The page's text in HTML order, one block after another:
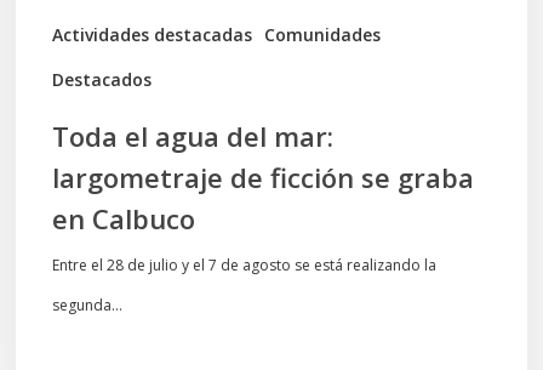
Actividades destacadas Comunidades
Destacados
graba
Toda el agua del mar:
largometraje de ficción se graba
en Calbuco
Entre el 28 de julio y el 7 de agosto se está realizando la
segunda…